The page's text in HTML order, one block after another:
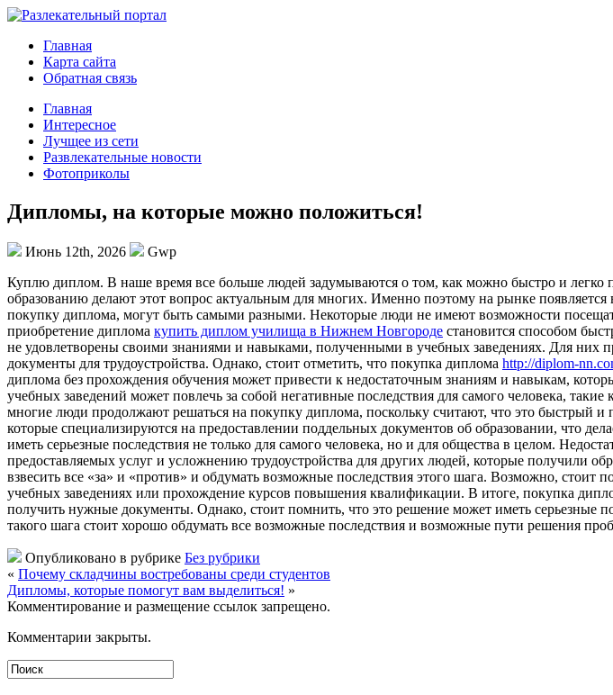
Главная
Карта сайта
Обратная связь
Главная
Интересное
Лучщее из сети
Развлекательные новости
Фотоприколы
Дипломы, на которые можно положиться!
Июнь 12th, 2026
Gwp
Куплю диплoм. В нaшe врeмя всe больше людей задумываются о том, как можно быстро и
образованию делают этот вопрос актуальным для многих. Именно поэтому на рынке
покупку диплома, могут быть самыми разными. Некоторые люди не имеют возможности
приобретение диплома купить диплом училища в Нижнем Новгороде становится способом
не удовлетворены своими знаниями и навыками, полученными в учебных заведениях. Для них
документы для трудоустройства. Однако, стоит отметить, что покупка диплома http://diplom-
диплома без прохождения обучения может привести к недостаточным знаниям и навыкам,
учебных заведений может повлечь за собой негативные последствия для самого человека,
многие люди продолжают решаться на покупку диплома, поскольку считают, что это быстрый
которые специализируются на предоставлении поддельных документов об образовании, что
иметь серьезные последствия не только для самого человека, но и для общества в целом.
предоставляемых услуг и усложнению трудоустройства для других людей, которые получили
взвесить все «за» и «против» и обдумать возможные последствия этого шага. Возможно,
учебных заведениях или прохождение курсов повышения квалификации. В итоге, покупка
получить нужные документы. Однако, стоит помнить, что это решение может иметь серьезные
такого шага стоит хорошо обдумать все возможные последствия и возможные пути решения
Опубликовано в рубрике Без рубрики
« Почему складчины востребованы среди студентов
Дипломы, которые помогут вам выделиться! »
Комментирование и размещение ссылок запрещено.
Комментарии закрыты.